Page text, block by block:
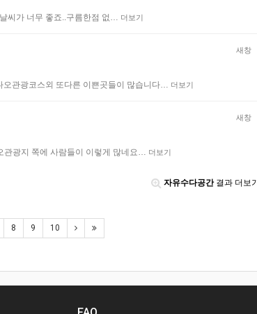
씨가 너무 좋죠..구름한점 없… 더보기
새창
오관광코스외 또다른 이쁜곳들이 많습니다… 더보기
새창
관광지 쪽에 사람들이 이렇게 많네요… 더보기
자유수다공간결과 더보기
8 9 10